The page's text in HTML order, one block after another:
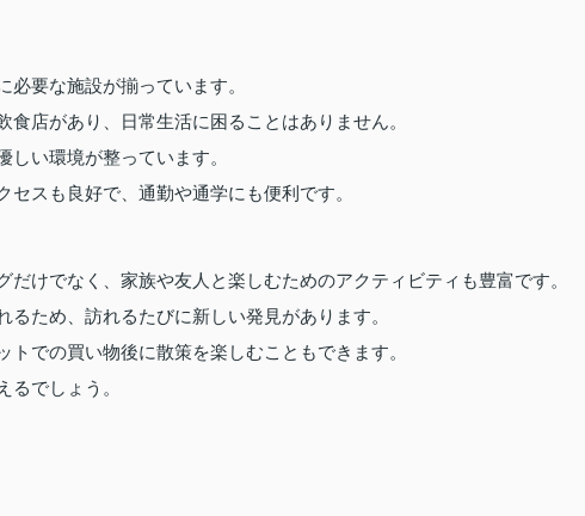
要な施設が揃っています。
店があり、日常生活に困ることはありません。
い環境が整っています。
スも良好で、通勤や通学にも便利です。
けでなく、家族や友人と楽しむためのアクティビティも豊富です。
ため、訪れるたびに新しい発見があります。
での買い物後に散策を楽しむこともできます。
るでしょう。